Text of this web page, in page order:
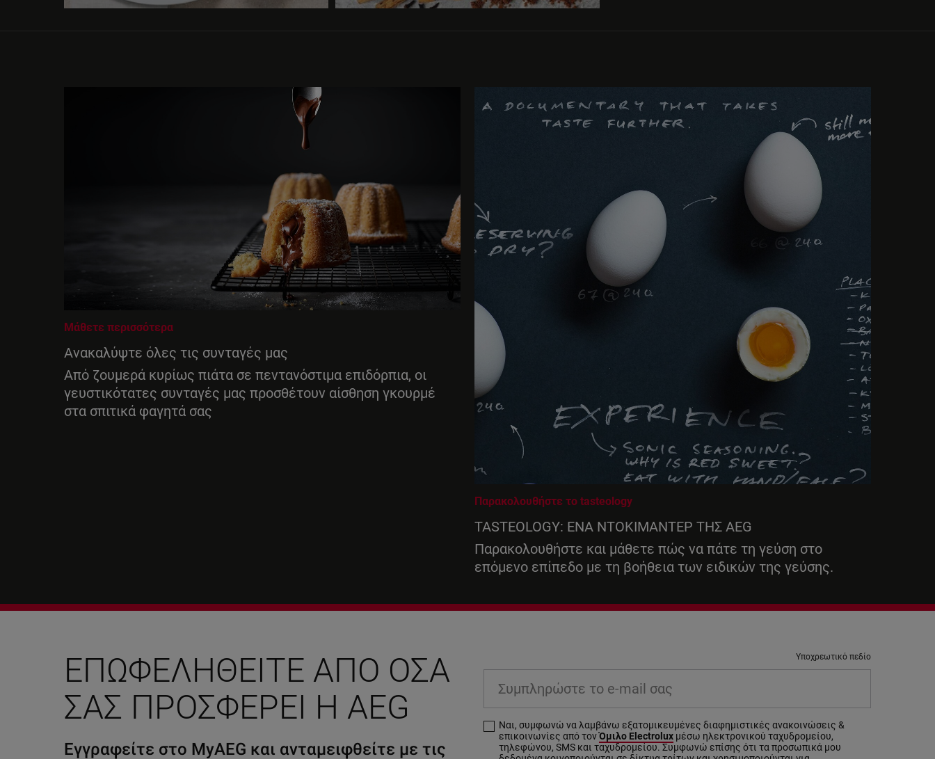
Μάθετε περισσότερα
Ανακαλύψτε όλες τις συνταγές μας
Από ζουμερά κυρίως πιάτα σε πεντανόστιμα επιδόρπια, οι
γευστικότατες συνταγές μας προσθέτουν αίσθηση γκουρμέ
στα σπιτικά φαγητά σας
Παρακολουθήστε το tasteology
TASTEOLOGY: ΕΝΑ ΝΤΟΚΙΜΑΝΤΕΡ ΤΗΣ AEG
Παρακολουθήστε και μάθετε πώς να πάτε τη γεύση στο
επόμενο επίπεδο με τη βοήθεια των ειδικών της γεύσης.
ΕΠΩΦΕΛΗΘΕΊΤΕ ΑΠΌ ΌΣΑ
ΣΑΣ ΠΡΟΣΦΈΡΕΙ Η AEG
Εγγραφείτε στο MyAEG και ανταμειφθείτε με τις
Υποχρεωτικό πεδίο
e-
mail
σας
Ναι, συμφωνώ να λαμβάνω εξατομικευμένες διαφημιστικές ανακοινώσεις &
επικοινωνίες από τονΌμιλο Electrolux μέσω ηλεκτρονικού ταχυδρομείου,
τηλεφώνου, SMS και ταχυδρομείου. Συμφωνώ επίσης ότι τα προσωπικά μου